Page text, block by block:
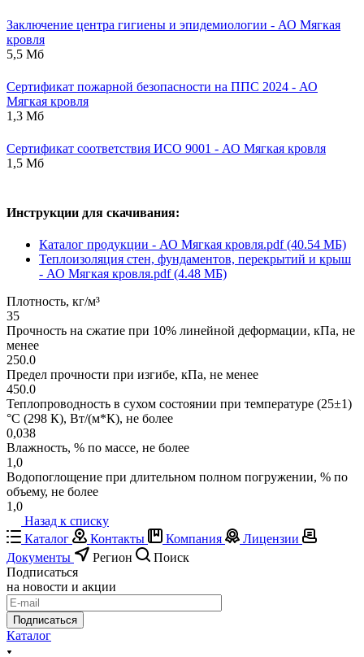
Заключение центра гигиены и эпидемиологии - АО Мягкая
кровля
5,5 Мб
Сертификат пожарной безопасности на ППС 2024 - АО
Мягкая кровля
1,3 Мб
Сертификат соответствия ИСО 9001 - АО Мягкая кровля
1,5 Мб
Инструкции для скачивания:
Каталог продукции - АО Мягкая кровля.pdf (40.54 МБ)
Теплоизоляция стен, фундаментов, перекрытий и крыш
- АО Мягкая кровля.pdf (4.48 МБ)
Плотность, кг/м³
35
Прочность на сжатие при 10% линейной деформации, кПа, не
менее
250.0
Предел прочности при изгибе, кПа, не менее
450.0
Теплопроводность в сухом состоянии при температуре (25±1)
°С (298 К), Вт/(м*К), не более
0,038
Влажность, % по массе, не более
1,0
Водопоглощение при длительном полном погружении, % по
объему, не более
1,0
Назад к списку
Каталог
Контакты Компания
Лицензии
Документы
Регион
Поиск
Подписаться
на новости и акции
Подписаться
Каталог